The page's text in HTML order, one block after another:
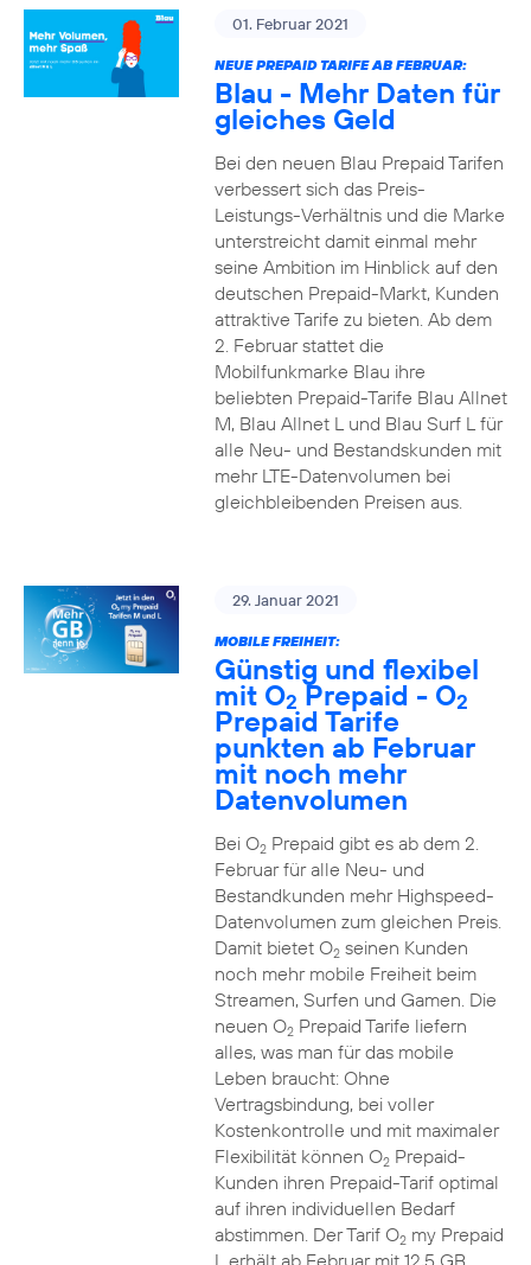
01. Februar 2021
NEUE PREPAID TARIFE AB FEBRUAR:
Blau - Mehr Daten für
gleiches Geld
Bei den neuen Blau Prepaid Tarifen
verbessert sich das Preis-
Leistungs-Verhältnis und die Marke
unterstreicht damit einmal mehr
seine Ambition im Hinblick auf den
deutschen Prepaid-Markt, Kunden
attraktive Tarife zu bieten. Ab dem
2. Februar stattet die
Mobilfunkmarke Blau ihre
beliebten Prepaid-Tarife Blau Allnet
M, Blau Allnet L und Blau Surf L für
alle Neu- und Bestandskunden mit
mehr LTE-Datenvolumen bei
gleichbleibenden Preisen aus.
29. Januar 2021
MOBILE FREIHEIT:
Günstig und flexibel
mit O2 Prepaid - O2
Prepaid Tarife
punkten ab Februar
mit noch mehr
Datenvolumen
Bei O2Prepaid gibt es ab dem 2.
Februar für alle Neu- und
Bestandkunden mehr Highspeed-
Datenvolumen zum gleichen Preis.
Damit bietet O2seinen Kunden
noch mehr mobile Freiheit beim
Streamen, Surfen und Gamen. Die
neuen O2Prepaid Tarife liefern
alles, was man für das mobile
Leben braucht: Ohne
Vertragsbindung, bei voller
Kostenkontrolle und mit maximaler
Flexibilität können O2Prepaid-
Kunden ihren Prepaid-Tarif optimal
auf ihren individuellen Bedarf
abstimmen. Der Tarif O2my Prepaid
L erhält ab Februar mit 12,5 GB